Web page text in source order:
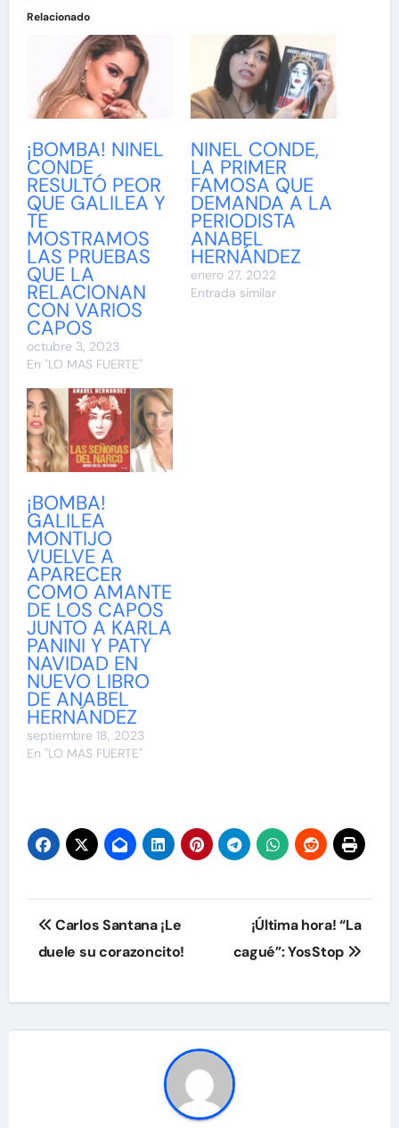
Relacionado
¡BOMBA! NINEL
CONDE
RESULTÓ PEOR
QUE GALILEA Y
TE
MOSTRAMOS
LAS PRUEBAS
QUE LA
RELACIONAN
CON VARIOS
CAPOS
octubre 3, 2023
En "LO MAS FUERTE"
NINEL CONDE,
LA PRIMER
FAMOSA QUE
DEMANDA A LA
PERIODISTA
ANABEL
HERNÁNDEZ
enero 27, 2022
Entrada similar
¡BOMBA!
GALILEA
MONTIJO
VUELVE A
APARECER
COMO AMANTE
DE LOS CAPOS
JUNTO A KARLA
PANINI Y PATY
NAVIDAD EN
NUEVO LIBRO
DE ANABEL
HERNÁNDEZ
septiembre 18, 2023
En "LO MAS FUERTE"
Navegación
de
Carlos Santana ¡Le
duele su corazoncito!
¡Última hora! “La
cagué”: YosStop